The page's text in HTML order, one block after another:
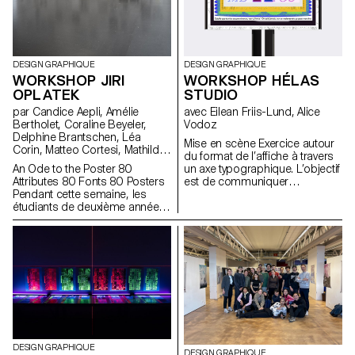
exploré visuellement et en
mouvement la dynamique du
son.
DESIGN GRAPHIQUE
WORKSHOP JIRI
OPLATEK
par Candice Aepli, Amélie
Bertholet, Coraline Beyeler,
Delphine Brantschen, Léa
Corin, Matteo Cortesi, Mathilde
Driebold, Eliot Dubi, Marc
Facchinetti, Emilie Müller, Dorian
Pangallo, Paul Paturel, Hugo
Scholl, Diego Steiner, Cyprien
Valenza, Alfredo Venti, Arnaud
Wenger, Constance Mauler,
An Ode to the Poster 80
Attributes 80 Fonts 80 Posters
Pendant cette semaine, les
étudiants de deuxième année
ont dû créer 80 posters, soit 4
typographies et des concept
autour de ces derniers.
DESIGN GRAPHIQUE
WORKSHOP HÉLAS
STUDIO
avec Eilean Friis-Lund, Alice
Vodoz
Mise en scène Exercice autour
du format de l’affiche à travers
un axe typographique. L’objectif
est de communiquer
graphiquement en scène le
texte.
DESIGN GRAPHIQUE